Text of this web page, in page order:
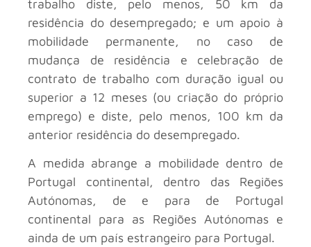
trabalho diste, pelo menos, 50 km da
residência do desempregado; e um apoio à
mobilidade permanente, no caso de
mudança de residência e celebração de
contrato de trabalho com duração igual ou
superior a 12 meses (ou criação do próprio
emprego) e diste, pelo menos, 100 km da
anterior residência do desempregado.
A medida abrange a mobilidade dentro de
Portugal continental, dentro das Regiões
Autónomas, de e para de Portugal
continental para as Regiões Autónomas e
ainda de um país estrangeiro para Portugal.